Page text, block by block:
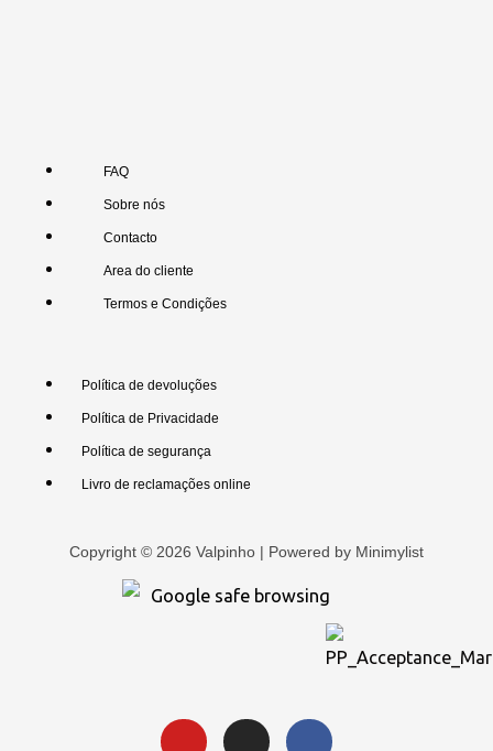
FAQ
Sobre nós
Contacto
Area do cliente
Termos e Condições
Política de devoluções
Política de Privacidade
Política de segurança
Livro de reclamações online
Copyright © 2026 Valpinho | Powered by Minimylist